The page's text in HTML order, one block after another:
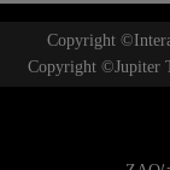
Copyright
Copyright ©Jupiter